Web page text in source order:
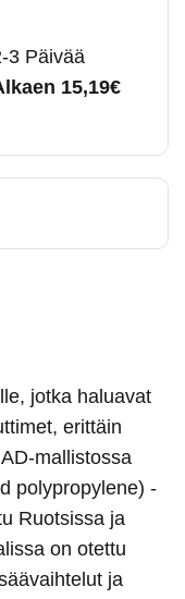
3 Päivää
15,19€
jotka haluavat
erittäin
mallistossa
polypropylene) -
Ruotsissa ja
on otettu
ja